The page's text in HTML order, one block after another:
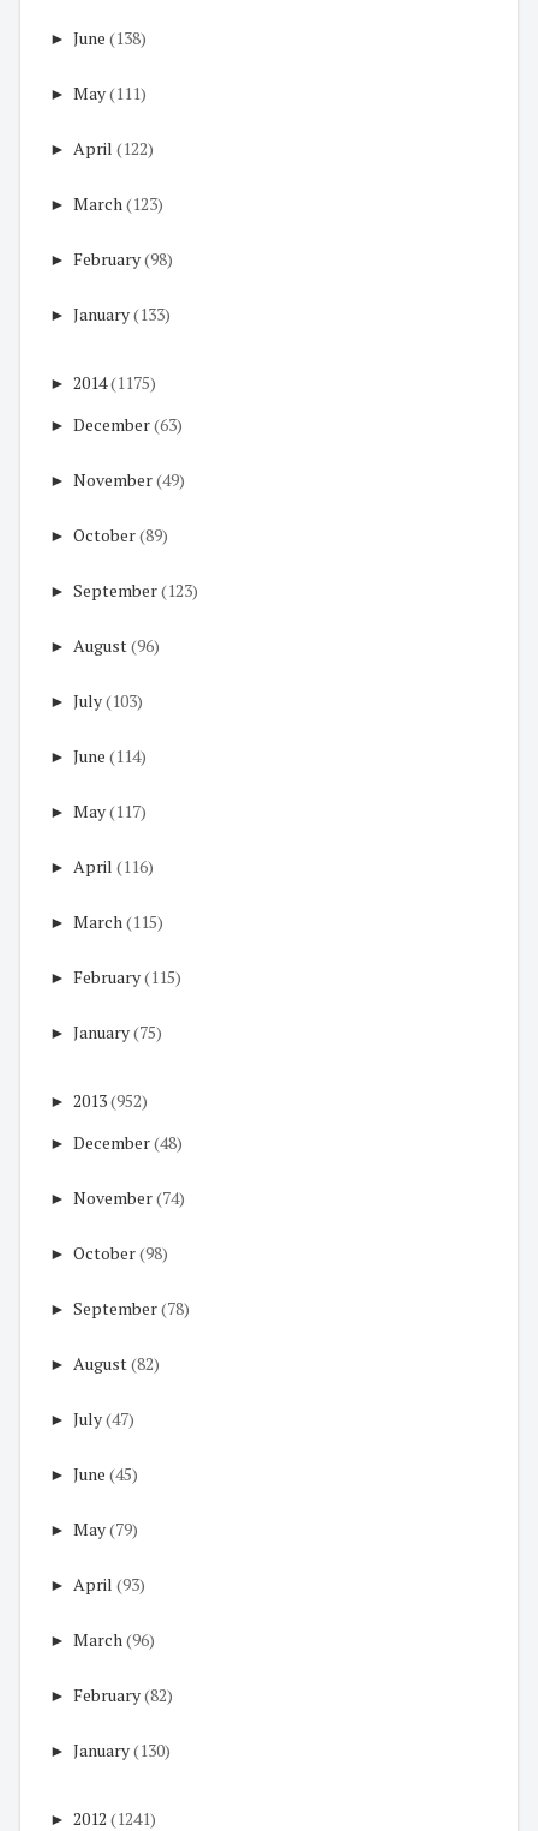
► June (138)
► May(111)
► April (122)
► March(123)
► February(98)
► January(133)
► 2014(1175)
► December(63)
► November(49)
► October(89)
► September(123)
► August(96)
► July(103)
► June (114)
► May(117)
► April (116)
► March(115)
► February(115)
► January(75)
► 2013(952)
► December(48)
► November(74)
► October(98)
► September(78)
► August(82)
► July(47)
► June (45)
► May(79)
► April (93)
► March(96)
► February(82)
► January(130)
► 2012 (1241)